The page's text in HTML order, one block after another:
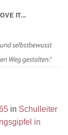
IT...
in Schulleiter
in